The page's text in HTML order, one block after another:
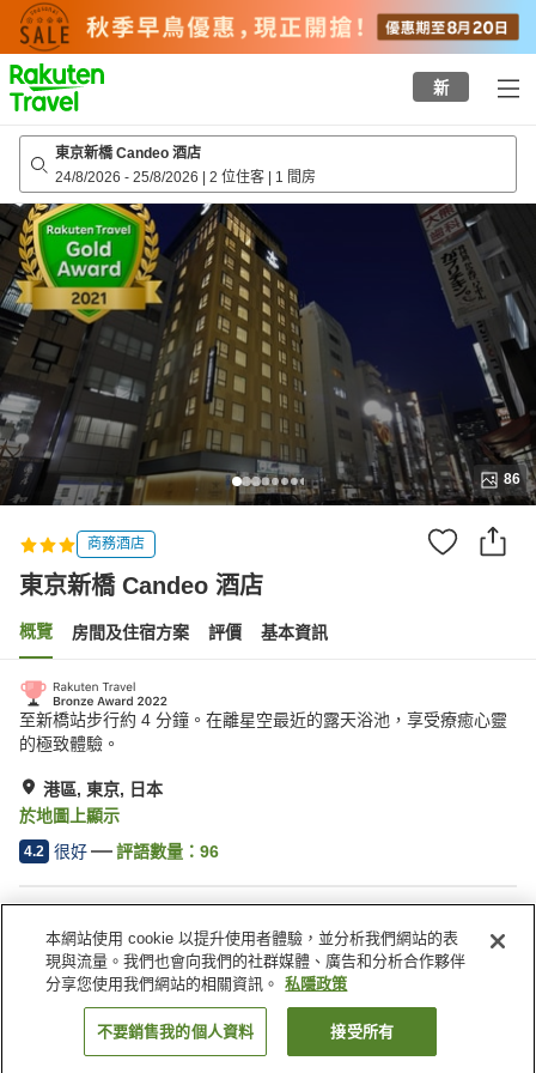
to
top
page
新
東京新橋 Candeo 酒店
24/8/2026 - 25/8/2026 | 2 位住客 | 1 間房
86
商務酒店
東京新橋 Candeo 酒店
概覽 房間及住宿方案 評價 基本資訊
至新橋站步行約 4 分鐘。在離星空最近的露天浴池，享受療癒心靈
的極致體驗。
港區, 東京, 日本
於地圖上顯示
4.2 很好 評語數量： 96
桑拿
自動販賣機
露天浴池
收費洗衣房
日本 東京 港區 東京新橋 Candeo 酒店
找客房
本網站使用 cookie 以提升使用者體驗，並分析我們網站的表
現與流量。我們也會向我們的社群媒體、廣告和分析合作夥伴
分享您使用我們網站的相關資訊。
私隱政策
不要銷售我的個人資料 接受所有